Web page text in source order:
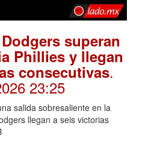
superan
Phillies y llegan
consecutivas.
23:25
salida sobresaliente en la
llegan a seis victorias